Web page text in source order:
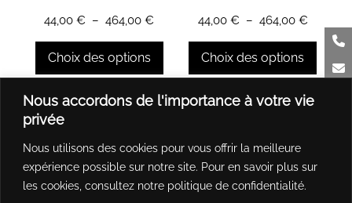
Nous accordons de l'importance à votre vie
privée
Nous utilisons des cookies pour vous offrir la meilleure
expérience possible sur notre site. Pour en savoir plus sur
les cookies, consultez notre politique de confidentialité.
sur
page
produit
page
produit
44,00€ – 464,00€
464,00 €
Choix des options
Ce
produit
plusieurs
variations.
Les
44,00 € – 464,00 €Plage
44,00 €
464,00
Choix des options
Ce
plusieurs
variations.
Les